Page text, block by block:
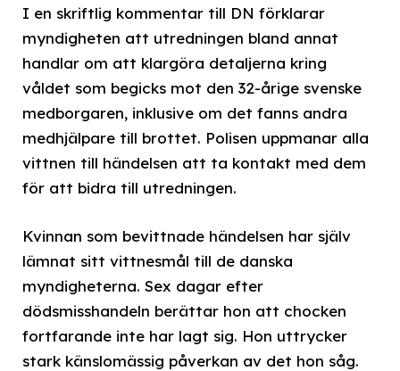
I en skriftlig kommentar till DN förklarar
myndigheten att utredningen bland annat
handlar om att klargöra detaljerna kring
våldet som begicks mot den 32-årige svenske
medborgaren, inklusive om det fanns andra
medhjälpare till brottet. Polisen uppmanar alla
vittnen till händelsen att ta kontakt med dem
för att bidra till utredningen.
Kvinnan som bevittnade händelsen har själv
lämnat sitt vittnesmål till de danska
myndigheterna. Sex dagar efter
dödsmisshandeln berättar hon att chocken
fortfarande inte har lagt sig. Hon uttrycker
stark känslomässig påverkan av det hon såg.